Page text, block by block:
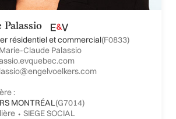
Palassio
résidentiel et commercial(F0833)
Claude Palassio
:
MONTRÉAL(G7014)
⬩ SIEGE SOCIAL